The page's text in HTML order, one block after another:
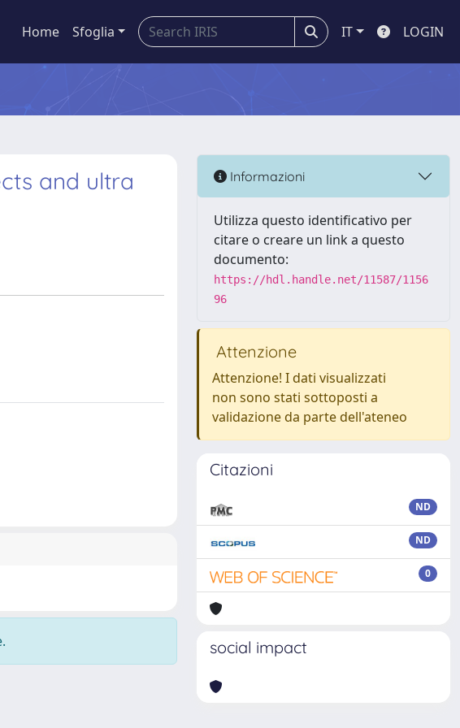
Home Sfoglia IT LOGIN
and ultra
Informazioni
Utilizza questo identificativo per
citare o creare un link a questo
documento:
https://hdl.handle.net/11587/1156
96
Attenzione
Attenzione! I dati visualizzati
non sono stati sottoposti a
validazione da parte dell'ateneo
Citazioni
ND
ND
0
social impact